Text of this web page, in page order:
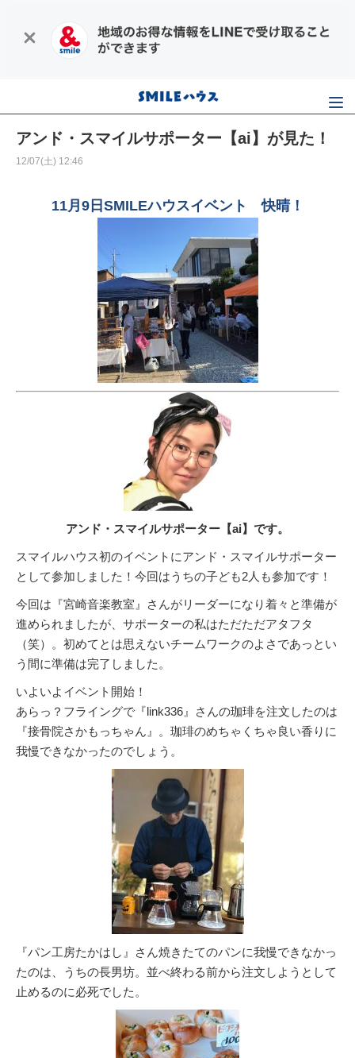
アンド・スマイルサポーター【ai】が見た！
12/07(土) 12:46
11月9日SMILEハウスイベント 快晴！
アンド・スマイルサポーター【ai】です。
スマイルハウス初のイベントにアンド・スマイルサポーター
として参加しました！今回はうちの子ども2人も参加です！
今回は『宮崎音楽教室』さんがリーダーになり着々と準備が
進められましたが、サポーターの私はただただアタフタ
（笑）。初めてとは思えないチームワークのよさであっとい
う間に準備は完了しました。
いよいよイベント開始！
あらっ？フライングで『link336』さんの珈琲を注文したのは
『接骨院さかもっちゃん』。珈琲のめちゃくちゃ良い香りに
我慢できなかったのでしょう。
『パン工房たかはし』さん焼きたてのパンに我慢できなかっ
たのは、うちの長男坊。並べ終わる前から注文しようとして
止めるのに必死でした。